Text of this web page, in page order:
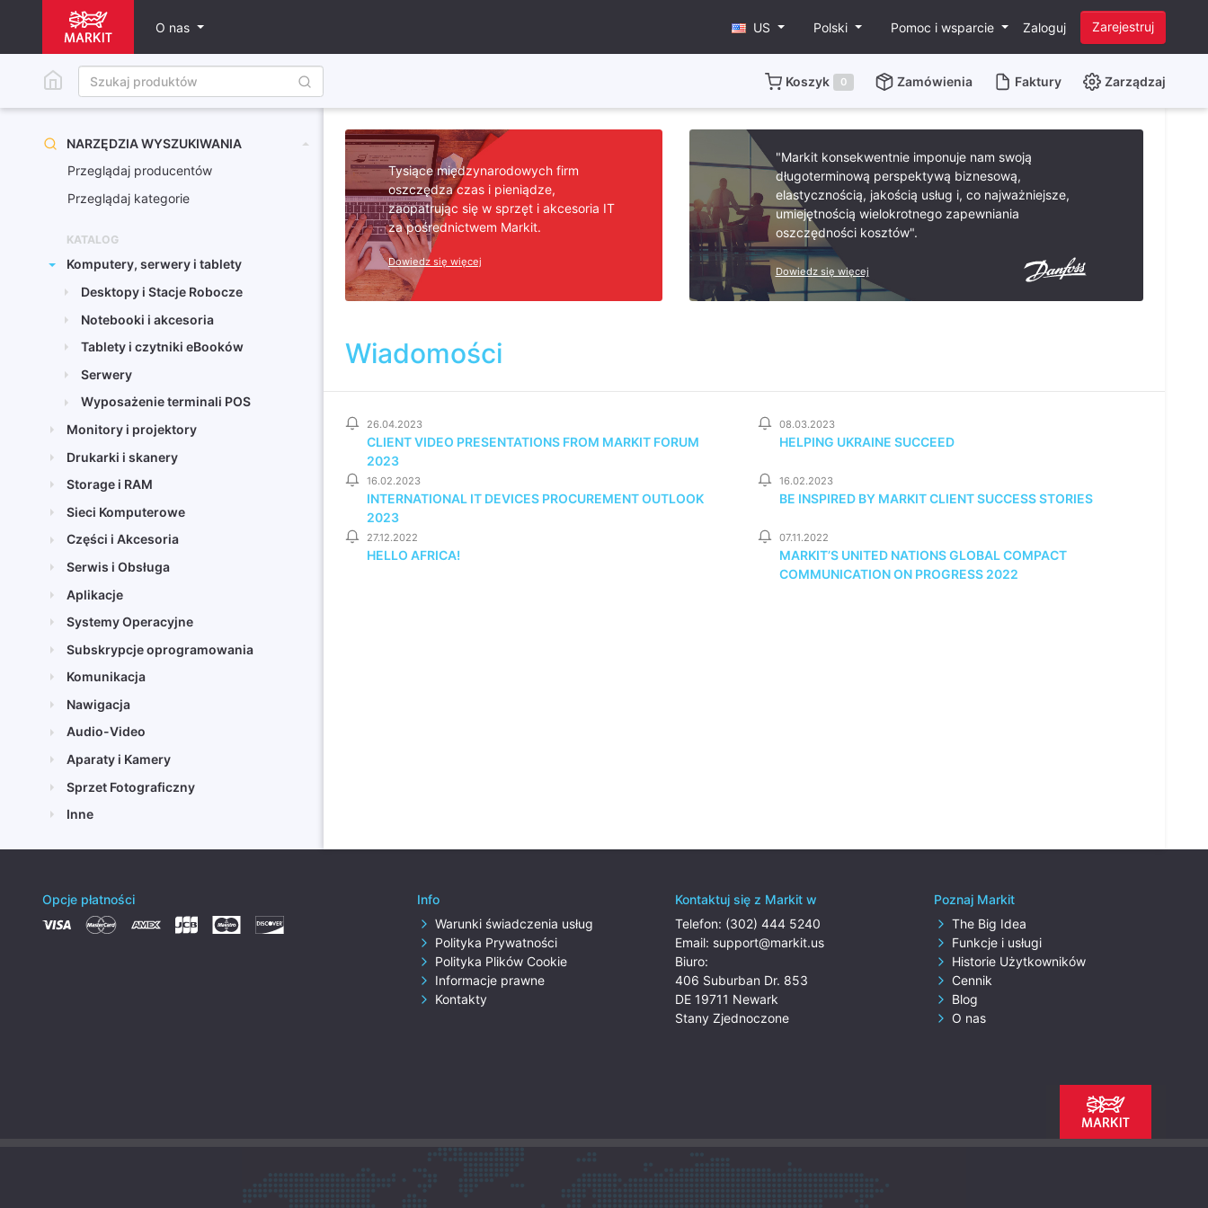
O nas US Polski Pomoc i wsparcie Zaloguj Zarejestruj
Koszyk 0 Zamówienia Faktury Zarządzaj
NARZĘDZIA WYSZUKIWANIA
Przeglądaj producentów
Przeglądaj kategorie
KATALOG
Komputery, serwery i tablety
Desktopy i Stacje Robocze
Notebooki i akcesoria
Tablety i czytniki eBooków
Serwery
Wyposażenie terminali POS
Monitory i projektory
Drukarki i skanery
Storage i RAM
Sieci Komputerowe
Części i Akcesoria
Serwis i Obsługa
Aplikacje
Systemy Operacyjne
Subskrypcje oprogramowania
Komunikacja
Nawigacja
Audio-Video
Aparaty i Kamery
Sprzet Fotograficzny
Inne
Tysiące międzynarodowych firm
oszczędza czas i pieniądze,
zaopatrując się w sprzęt i akcesoria IT
za pośrednictwem Markit.
Dowiedz się więcej
"Markit konsekwentnie imponuje nam swoją
długoterminową perspektywą biznesową,
elastycznością, jakością usług i, co najważniejsze,
umiejętnością wielokrotnego zapewniania
oszczędności kosztów".
Dowiedz się więcej
Wiadomości
26.04.2023
CLIENT VIDEO PRESENTATIONS FROM MARKIT FORUM
2023
08.03.2023
HELPING UKRAINE SUCCEED
16.02.2023
INTERNATIONAL IT DEVICES PROCUREMENT OUTLOOK
2023
16.02.2023
BE INSPIRED BY MARKIT CLIENT SUCCESS STORIES
27.12.2022
HELLO AFRICA!
07.11.2022
MARKIT’S UNITED NATIONS GLOBAL COMPACT
COMMUNICATION ON PROGRESS 2022
Info
Warunki świadczenia usług
Polityka Prywatności
Polityka Plików Cookie
Informacje prawne
Kontakty
Kontaktuj się z Markit w
Telefon: (302) 444 5240
Email: support@markit.us
Biuro:
406 Suburban Dr. 853
DE 19711 Newark
Stany Zjednoczone
Poznaj Markit
The Big Idea
Funkcje i usługi
Historie Użytkowników
Cennik
Blog
O nas
Opcje płatności